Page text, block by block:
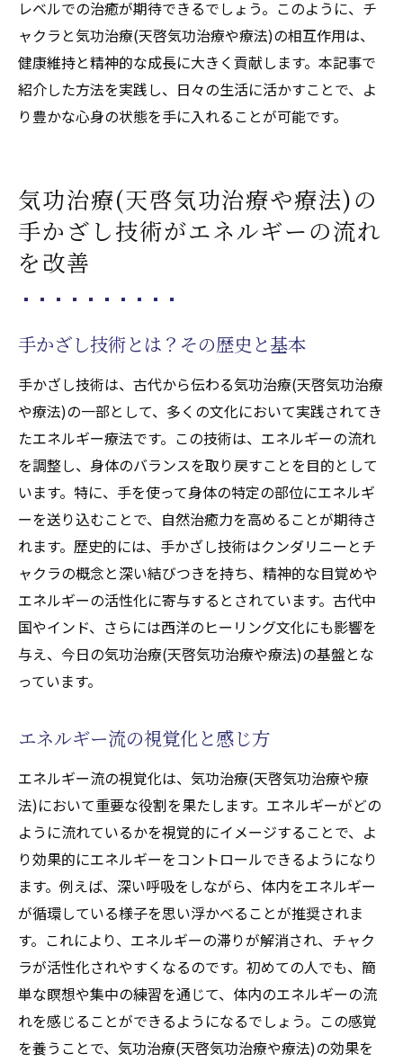
レベルでの治癒が期待できるでしょう。このように、チ
ャクラと気功治療(天啓気功治療や療法)の相互作用は、
健康維持と精神的な成長に大きく貢献します。本記事で
紹介した方法を実践し、日々の生活に活かすことで、よ
り豊かな心身の状態を手に入れることが可能です。
気功治療(天啓気功治療や療法)の
手かざし技術がエネルギーの流れ
を改善
手かざし技術とは？その歴史と基本
手かざし技術は、古代から伝わる気功治療(天啓気功治療
や療法)の一部として、多くの文化において実践されてき
たエネルギー療法です。この技術は、エネルギーの流れ
を調整し、身体のバランスを取り戻すことを目的として
います。特に、手を使って身体の特定の部位にエネルギ
ーを送り込むことで、自然治癒力を高めることが期待さ
れます。歴史的には、手かざし技術はクンダリニーとチ
ャクラの概念と深い結びつきを持ち、精神的な目覚めや
エネルギーの活性化に寄与するとされています。古代中
国やインド、さらには西洋のヒーリング文化にも影響を
与え、今日の気功治療(天啓気功治療や療法)の基盤とな
っています。
エネルギー流の視覚化と感じ方
エネルギー流の視覚化は、気功治療(天啓気功治療や療
法)において重要な役割を果たします。エネルギーがどの
ように流れているかを視覚的にイメージすることで、よ
り効果的にエネルギーをコントロールできるようになり
ます。例えば、深い呼吸をしながら、体内をエネルギー
が循環している様子を思い浮かべることが推奨されま
す。これにより、エネルギーの滞りが解消され、チャク
ラが活性化されやすくなるのです。初めての人でも、簡
単な瞑想や集中の練習を通じて、体内のエネルギーの流
れを感じることができるようになるでしょう。この感覚
を養うことで、気功治療(天啓気功治療や療法)の効果を